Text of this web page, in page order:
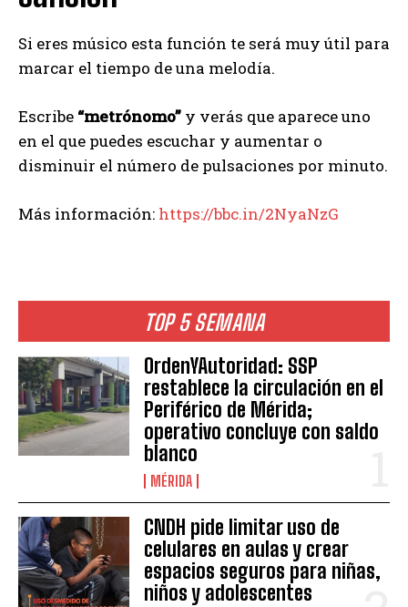
TOP 5 SEMANA
OrdenYAutoridad: SSP
restablece la circulación en el
Periférico de Mérida;
operativo concluye con saldo
blanco
MÉRIDA
CNDH pide limitar uso de
celulares en aulas y crear
espacios seguros para niñas,
niños y adolescentes
Si eres músico esta función te será muy útil para
marcar el tiempo de una melodía.
Escribe “metrónomo” y verás que aparece uno
en el que puedes escuchar y aumentar o
disminuir el número de pulsaciones por minuto.
Más información: https://bbc.in/2NyaNzG